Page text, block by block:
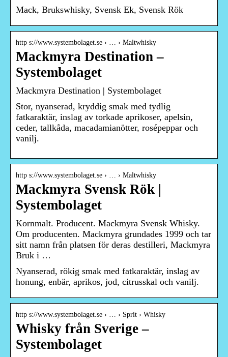
Mack, Brukswhisky, Svensk Ek, Svensk Rök
http s://www.systembolaget.se › … › Maltwhisky
Mackmyra Destination –
Systembolaget
Mackmyra Destination | Systembolaget
Stor, nyanserad, kryddig smak med tydlig
fatkaraktär, inslag av torkade aprikoser, apelsin,
ceder, tallkåda, macadamianötter, rosépeppar och
vanilj.
http s://www.systembolaget.se › … › Maltwhisky
Mackmyra Svensk Rök |
Systembolaget
Kornmalt. Producent. Mackmyra Svensk Whisky.
Om producenten. Mackmyra grundades 1999 och tar
sitt namn från platsen för deras destilleri, Mackmyra
Bruk i …
Nyanserad, rökig smak med fatkaraktär, inslag av
honung, enbär, aprikos, jod, citrusskal och vanilj.
http s://www.systembolaget.se › … › Sprit › Whisky
Whisky från Sverige –
Systembolaget